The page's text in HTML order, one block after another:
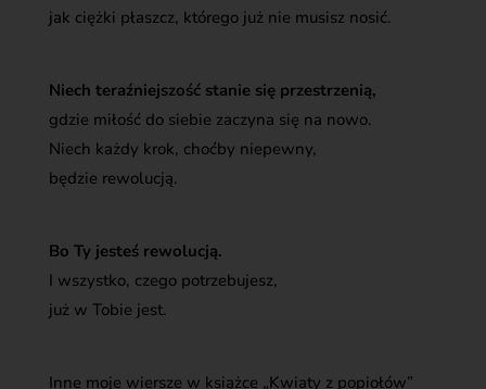
jak ciężki płaszcz, którego już nie musisz nosić.
Niech teraźniejszość stanie się przestrzenią,
gdzie miłość do siebie zaczyna się na nowo.
Niech każdy krok, choćby niepewny,
będzie rewolucją.
Bo Ty jesteś rewolucją.
I wszystko, czego potrzebujesz,
już w Tobie jest.
Inne moje wiersze w książce „Kwiaty z popiołów”